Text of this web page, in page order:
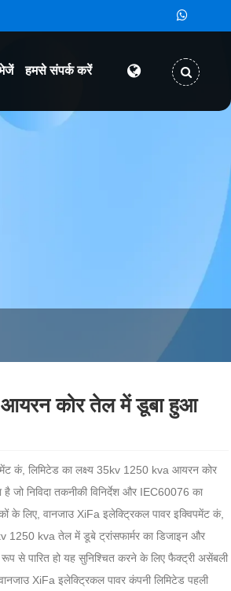
हमसे संपर्क करें
कोर तेल में डूबा हुआ
कं, लिमिटेड का लक्ष्य 35kv 1250 kva आयरन कोर
जो निविदा तकनीकी विनिर्देश और IEC60076 का
के लिए, वानजाउ XiFa इलेक्ट्रिकल पावर इक्विपमेंट कं,
1250 kva तेल में डूबे ट्रांसफार्मर का डिजाइन और
से पारित हो यह सुनिश्चित करने के लिए फैक्ट्री असेंबली
XiFa इलेक्ट्रिकल पावर कंपनी लिमिटेड पहली